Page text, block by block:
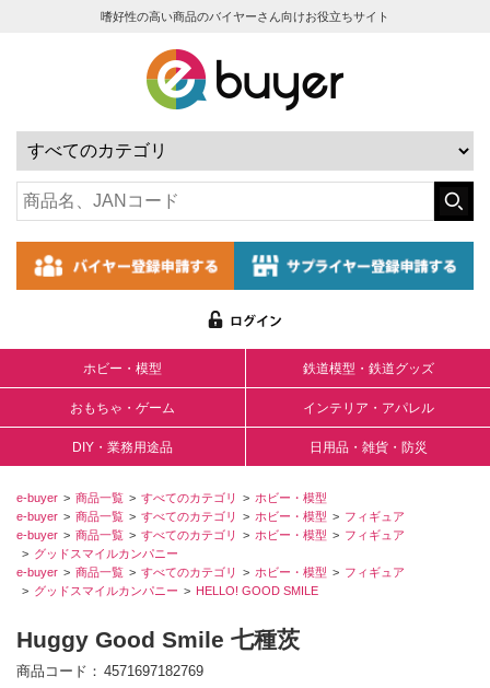
嗜好性の高い商品のバイヤーさん向けお役立ちサイト
ホビー・模型 鉄道模型・鉄道グッズ
おもちゃ・ゲーム インテリア・アパレル
DIY・業務用途品 日用品・雑貨・防災
e-buyer 商品一覧 すべてのカテゴリ
ホビー・模型
e-buyer
商品一覧 すべてのカテゴリ ホビー・模型
フィギュア
e-buyer
商品一覧 すべてのカテゴリ ホビー・模型
フィギュア
グッドスマイルカンパニー
e-buyer
商品一覧 すべてのカテゴリ ホビー・模型
フィギュア
グッドスマイルカンパニー
HELLO! GOOD SMILE
Huggy Good Smile 七種茨
商品コード
4571697182769